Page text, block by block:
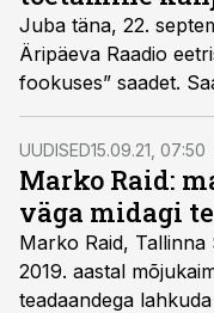
Juba täna, 22.
Äripäeva Raadio
fookuses” saadet.
samuti samal päeval
uudiseid ja
kuuleb saadet ka
UUDISED15.09.21, 07:50
Marko Raid:
väga midagi
Marko Raid, Tallinna
2019. aastal
teadaandega